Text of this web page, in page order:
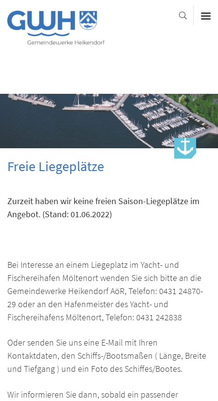
Slider
Freie Liegeplätze
Zurzeit haben wir keine freien Saison-Liegeplätze im
Angebot. (Stand: 01.06.2022)
Bei Interesse an einem Liegeplatz im Yacht- und
Fischereihafen Möltenort wenden Sie sich bitte an die
Gemeindewerke Heikendorf AöR, Telefon: 0431 24870-
29 oder an den Hafenmeister des Yacht- und
Fischereihafens Möltenort, Telefon: 0431 242838
Oder senden Sie uns eine E-Mail mit Ihren
Kontaktdaten, den Schiffs-/Bootsmaßen ( Länge, Breite
und Tiefgang ) und ein Foto des Schiffes/Bootes.
Wir informieren Sie dann, sobald ein passender